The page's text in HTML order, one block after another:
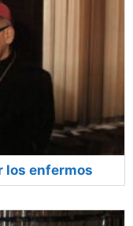
los enfermos